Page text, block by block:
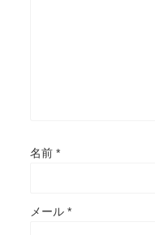
名前 *
メール *